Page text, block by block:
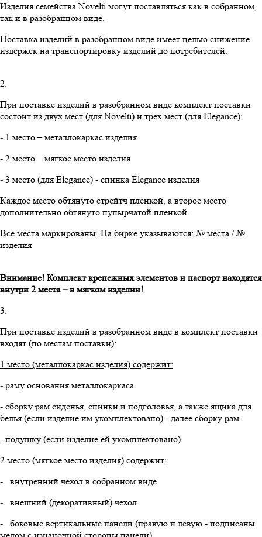
Изделия семейства Novelti могут поставляться как в собранном,
так и в разобранном виде.
Поставка изделий в разобранном виде имеет целью снижение
издержек на транспортировку изделий до потребителей.
2.
При поставке изделий в разобранном виде комплект поставки
состоит из двух мест (для Novelti) и трех мест (для Elegance):
- 1 место – металлокаркас изделия
- 2 место – мягкое место изделия
- 3 место (для Elegance) - спинка Elegance изделия
Каждое место обтянуто стрейтч пленкой, а второе место
дополнительно обтянуто пупырчатой пленкой.
Все места маркированы. На бирке указываются: № места / №
изделия
Внимание! Комплект крепежных элементов и паспорт находятся
внутри 2 места – в мягком изделии!
3.
При поставке изделий в разобранном виде в комплект поставки
входят (по местам поставки):
1 место (металлокаркас изделия) содержит:
- раму основания металлокаркаса
- сборку рам сиденья, спинки и подголовья, а также ящика для
белья (если изделие им укомплектовано) - далее сборку рам
- подушку (если изделие ей укомплектовано)
2 место (мягкое место изделия) содержит:
- внутренний чехол в собранном виде
- внешний (декоративный) чехол
- боковые вертикальные панели (правую и левую - подписаны